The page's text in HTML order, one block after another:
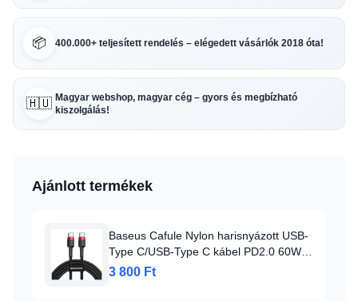
📦 400.000+ teljesített rendelés – elégedett vásárlók 2018 óta!
🇭🇺 Magyar webshop, magyar cég – gyors és megbízható
kiszolgálás!
Ajánlott termékek
Baseus Cafule Nylon harisnyázott USB-
Type C/USB-Type C kábel PD2.0 60W
20V 3A QC3.0 1m fekete/piros
3 800 Ft